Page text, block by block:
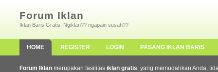
Forum Iklan
Iklan Baris Gratis. Ngiklan?? ngapain susah??
HOME REGISTER LOGIN PASANG IKLAN BARIS
Forum Iklan merupakan fasilitas iklan gratis, yang memudahkan Anda,